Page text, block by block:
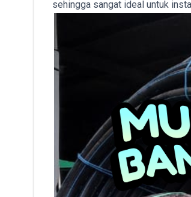
sehingga sangat ideal untuk